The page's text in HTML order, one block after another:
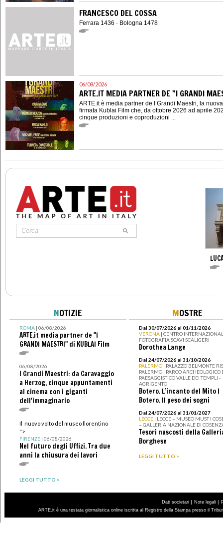
FRANCESCO DEL COSSA
Ferrara 1436 · Bologna 1478
06/08/2026
ARTE.IT MEDIA PARTNER DE "I GRANDI
ARTE.it è media partner de I Grandi Maestri, la
firmata Kublai Film che, da ottobre 2026 ad aprile
cinque produzioni e coproduzioni ...
NOTIZIE
ROMA| 06/08/2026
ARTE.it media partner de "I
GRANDI MAESTRI" di KUBLAI Film
06/08/2026
I Grandi Maestri: da Caravaggio
a Herzog, cinque appuntamenti
al cinema con i giganti
dell'immaginario
Il nuovo volto del museo fiorentino
">
FIRENZE| 06/08/2026
Nel futuro degli Uffizi. Tra due
anni la chiusura dei lavori
LEGGI TUTTO >
MOSTRE
Dal 30/07/2026 al 01/11/2026
VERONA | CENTRO
FOTOGRAFIA SCAVI SCALIGERI
Dorothea Lange
Dal 24/07/2026 al 31/10/2026
PALERMO | PALAZZO BELMONTE
PALERMO I PARCO ARCHEOLOGICO
PAESAGGISTICO VALLE DEI TEMPLI -
AGRIGENTO
Botero. L’incanto del Mito I
Botero. Il peso dei sogni
Dal 24/07/2026 al 31/01/2027
LECCE | LECCE – MUSEO MUST I
– GALLERIA NAZIONALE DI
Tesori nascosti della
Borghese
LEGGI TUTTO >
Dati societari | Note legali |
ARTE.it è una testata giornalistica online iscritta al Registro della Stampa presso il